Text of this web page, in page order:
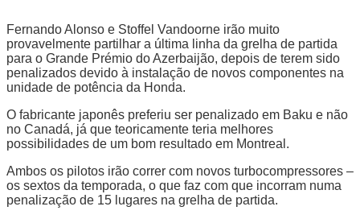
Fernando Alonso e Stoffel Vandoorne irão muito
provavelmente partilhar a última linha da grelha de partida
para o Grande Prémio do Azerbaijão, depois de terem sido
penalizados devido à instalação de novos componentes na
unidade de potência da Honda.
O fabricante japonês preferiu ser penalizado em Baku e não
no Canadá, já que teoricamente teria melhores
possibilidades de um bom resultado em Montreal.
Ambos os pilotos irão correr com novos turbocompressores –
os sextos da temporada, o que faz com que incorram numa
penalização de 15 lugares na grelha de partida.